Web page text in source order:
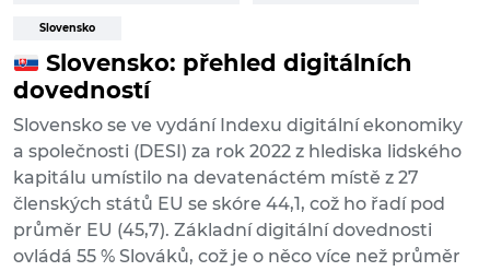
Slovensko
Slovensko: přehled digitálních
dovedností
Slovensko se ve vydání Indexu digitální ekonomiky
a společnosti (DESI) za rok 2022 z hlediska lidského
kapitálu umístilo na devatenáctém místě z 27
členských států EU se skóre 44,1, což ho řadí pod
průměr EU (45,7). Základní digitální dovednosti
ovládá 55 % Slováků, což je o něco více než průměr